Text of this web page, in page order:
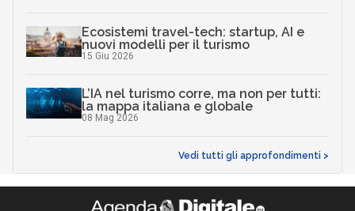
Ecosistemi travel-tech: startup, AI e
nuovi modelli per il turismo
15 Giu 2026
L’IA nel turismo corre, ma non per tutti:
la mappa italiana e globale
08 Mag 2026
Vedi tutti gli approfondimenti >